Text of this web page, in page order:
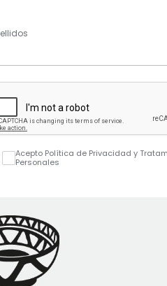
Acepto Política de Privacidad y
Personales